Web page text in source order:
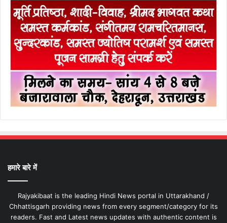
हमारे बारे में
Rajyakibaat is the leading Hindi News portal in Uttarakhand /
Chhattisgarh providing news from every segment/category for its
readers. Fast and Latest news updates with authentic content is